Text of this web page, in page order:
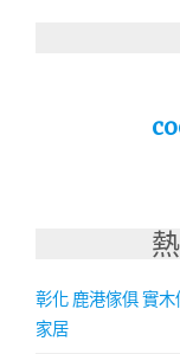
彰化 鹿港傢俱 實
家居